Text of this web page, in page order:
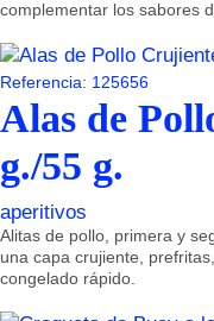
complementar los sabores
Referencia: 125656
Alas de
g./55 g.
aperitivos
Alitas de pollo, primera y
una capa crujiente,
congelado rápido.